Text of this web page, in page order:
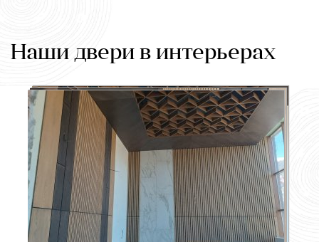
Наши двери в интерьерах